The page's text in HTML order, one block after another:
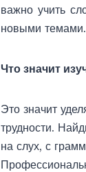
важно учить
новыми темами.
Что значит
Это значит
трудности.
на слух, с